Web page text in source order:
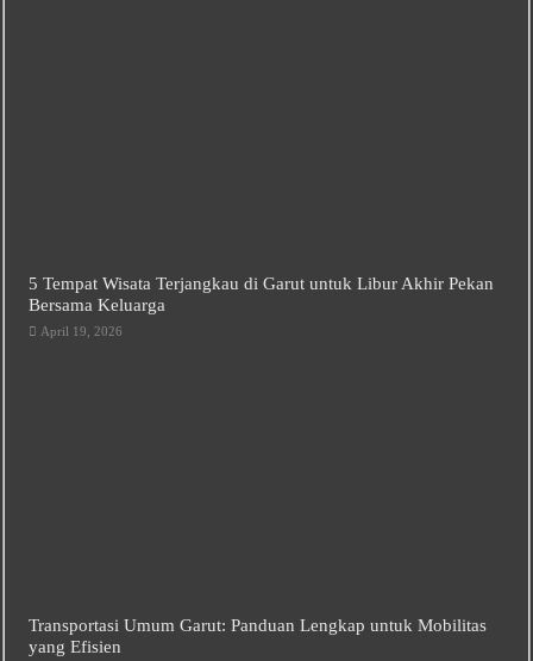
5 Tempat Wisata Terjangkau di Garut untuk Libur Akhir Pekan
Bersama Keluarga
April 19, 2026
Transportasi Umum Garut: Panduan Lengkap untuk Mobilitas
yang Efisien